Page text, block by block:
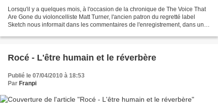
Lorsqu'il y a quelques mois, à l'occasion de la chronique de The Voice That
Are Gone du violoncelliste Matt Turner, l'ancien patron du regretté label
Sketch nous informait dans les commentaires de l'enregistrement, dans une
Rocé - L'être humain et le réverbère
Publié le 07/04/2010 à 18:53
Par Franpi